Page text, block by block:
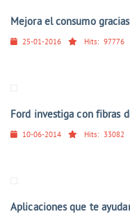
Mejora el consumo
25-01-2016 Hits: 97776
Ford investiga con fibras
10-06-2014 Hits: 33082
Aplicaciones que te